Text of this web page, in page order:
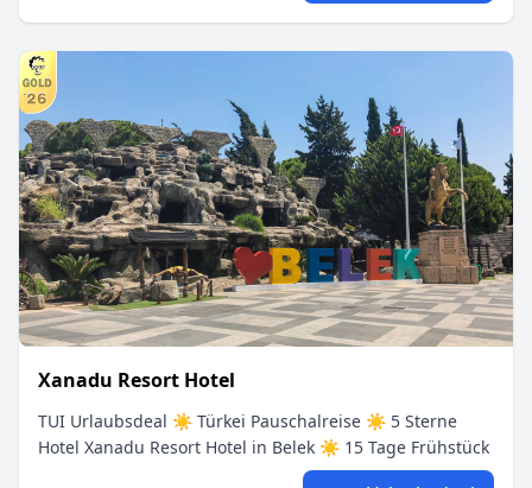
Xanadu Resort Hotel
TUI Urlaubsdeal ☀ Türkei Pauschalreise ☀ 5 Sterne
Hotel Xanadu Resort Hotel in Belek ☀ 15 Tage Frühstück